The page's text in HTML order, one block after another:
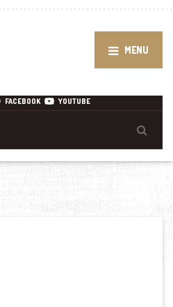
MENU
FACEBOOK YOUTUBE